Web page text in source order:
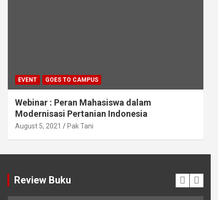
EVENT GOES TO CAMPUS
Webinar : Peran Mahasiswa dalam
Modernisasi Pertanian Indonesia
August 5, 2021 Pak Tani
Review Buku